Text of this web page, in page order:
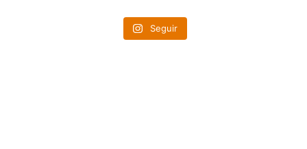
Seguir